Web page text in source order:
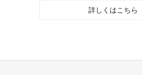
詳しくはこちら